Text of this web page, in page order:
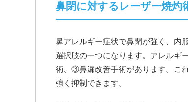
鼻閉に対するレーザー焼灼
鼻アレルギー症状で鼻閉が強く、内
選択肢の一つになります。アレル
術、③鼻漏改善手術があります。こ
強く抑制できます。